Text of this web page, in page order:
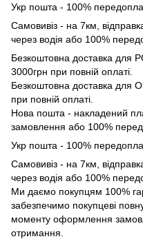
Укр пошта - 100%
Самовивіз - на 7км,
через водія або 100%
Безкоштовна доставка для
3000грн при повній оплаті.
Безкоштовна доставка для
при повній оплаті.
Нова пошта - накладений
замовлення або 100%
Укр пошта - 100%
Самовивіз - на 7км,
через водія або 100%
Ми даємо покупцям 100%
забезпечимо покупцеві
моменту оформлення
отримання.